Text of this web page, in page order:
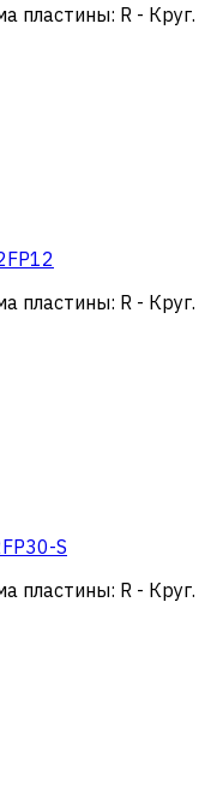
пластины: R - Круг.
пластины: R - Круг.
S
пластины: R - Круг.